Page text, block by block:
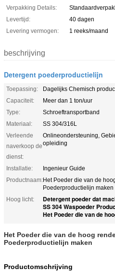
Verpakking Details:
Levertijd:
40 dagen
Levering vermogen:
1 reeks/maand
beschrijving
Detergent poederproductielijn
Toepassing:
Dagelijks Chemisch
Capaciteit:
Meer dan 1 ton/uur
Type:
Schroeftransportband
Materiaal:
SS 304/316L
Verleende
naverkoop de
dienst:
Onlineondersteuning,
opleiding
Installatie:
Ingenieur Guide
Productnaam:Het Poeder die van de
Poederproductielijn maken
Hoog licht:
Detergent poeder dat
SS 304 Waspoeder
Het Poeder die van de
Het Poeder die van de hoog
Poederproductielijn maken
Productomschrijving